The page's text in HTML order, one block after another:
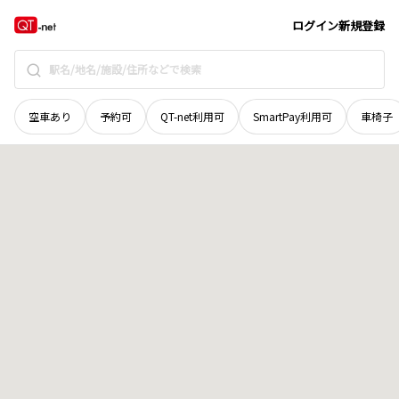
ログイン新規登録
空車あり 予約可 QT-net利用可 SmartPay利用可 車椅子
青森県